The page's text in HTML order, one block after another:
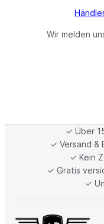
Wir melden
✓ Über
✓ Versand &
✓ Kein
✓ Gratis
✓